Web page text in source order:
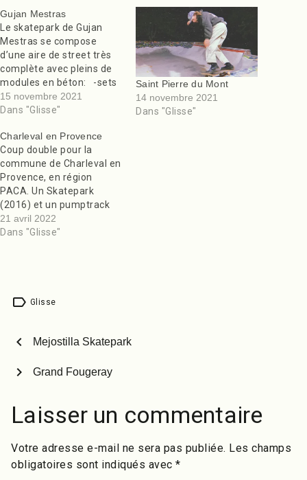
Gujan Mestras
Le skatepark de Gujan
Mestras se compose
d’une aire de street très
complète avec pleins de
modules en béton: -sets
de marches, plans
inclinés, rails, gaps, curbs,
courbes avec coping en
fer, tables, pyramides
etc… Pour le pool, il s’agit
d’une pool cacahuète
avec deux…
15 novembre 2021
Dans "Glisse"
Saint Pierre du Mont
14 novembre 2021
Dans "Glisse"
Charleval en Provence
Coup double pour la
commune de Charleval en
Provence, en région
PACA. Un Skatepark
(2016) et un pumptrack
(2021). Le Skatepark: il
est plutôt street avec des
sur une pyramide avec…
21 avril 2022
Dans "Glisse"
label Glisse
chevron_left Mejostilla Skatepark
Grand Fougeray
chevron_right
Laisser un commentaire
Votre adresse e-mail ne sera pas publiée. Les champs
obligatoires sont indiqués avec *